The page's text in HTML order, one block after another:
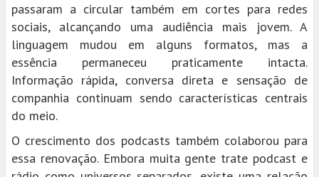
passaram a circular também em cortes para redes
sociais, alcançando uma audiência mais jovem. A
linguagem mudou em alguns formatos, mas a
essência permaneceu praticamente intacta.
Informação rápida, conversa direta e sensação de
companhia continuam sendo características centrais
do meio.
O crescimento dos podcasts também colaborou para
essa renovação. Embora muita gente trate podcast e